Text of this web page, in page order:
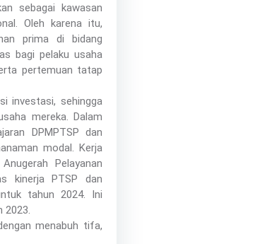
sebagai kawasan
Oleh karena itu,
prima di bidang
bagi pelaku usaha
pertemuan tatap
investasi, sehingga
mereka. Dalam
DPMPTSP dan
modal. Kerja
Pelayanan
kinerja PTSP dan
tahun 2024. Ini
2023.
menabuh tifa,